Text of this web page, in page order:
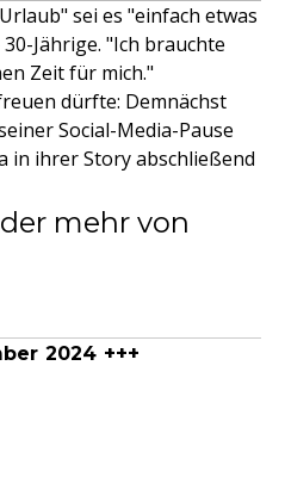
sei es "einfach etwas
Jährige. "Ich brauchte
Zeit für mich."
dürfte: Demnächst
Social-Media-Pause
in ihrer Story abschließend
mehr von
2024 +++